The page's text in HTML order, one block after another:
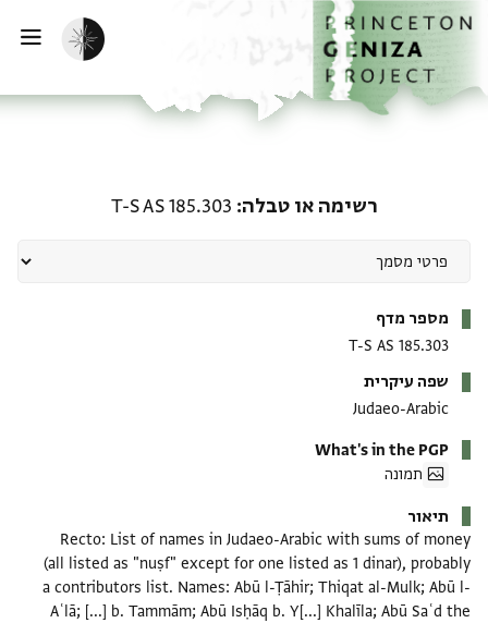
לתוכןהבית
הפעלת מצב כהה
רשימה או טבלה T-S AS 185.303
מספר מדף
T-S AS 185.303
שפה עיקרית
Judaeo-Arabic
What's in the PGP
תמונה
תיאור
Recto: List of names in Judaeo-Arabic with sums of money
(all listed as "nuṣf" except for one listed as 1 dinar), probably
a contributors list. Names: Abū l-Ṭāhir; Thiqat al-Mulk; Abū l-
Aʿlā; [...] b. Tammām; Abū Isḥāq b. Y[...] Khalīla; Abū Saʿd the